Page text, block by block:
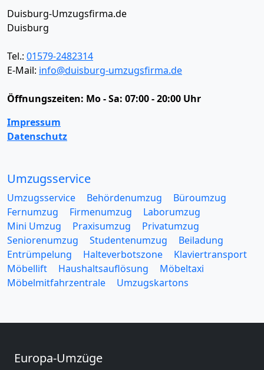
Duisburg-Umzugsfirma.de
Duisburg
Tel.: 01579-2482314
E-Mail: info@duisburg-umzugsfirma.de
Öffnungszeiten: Mo - Sa: 07:00 - 20:00 Uhr
Impressum
Datenschutz
Umzugsservice
Umzugsservice Behördenumzug
Büroumzug
Fernumzug
Firmenumzug
Laborumzug
Mini Umzug
Praxisumzug
Privatumzug
Seniorenumzug
Studentenumzug
Beiladung
Entrümpelung
Halteverbotszone
Klaviertransport
Möbellift
Haushaltsauflösung
Möbeltaxi
Möbelmitfahrzentrale
Umzugskartons
Europa-Umzüge